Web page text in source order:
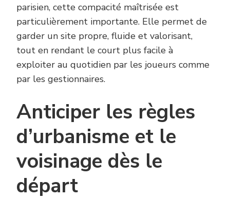
parisien, cette compacité maîtrisée est
particulièrement importante. Elle permet de
garder un site propre, fluide et valorisant,
tout en rendant le court plus facile à
exploiter au quotidien par les joueurs comme
par les gestionnaires.
Anticiper les règles
d’urbanisme et le
voisinage dès le
départ